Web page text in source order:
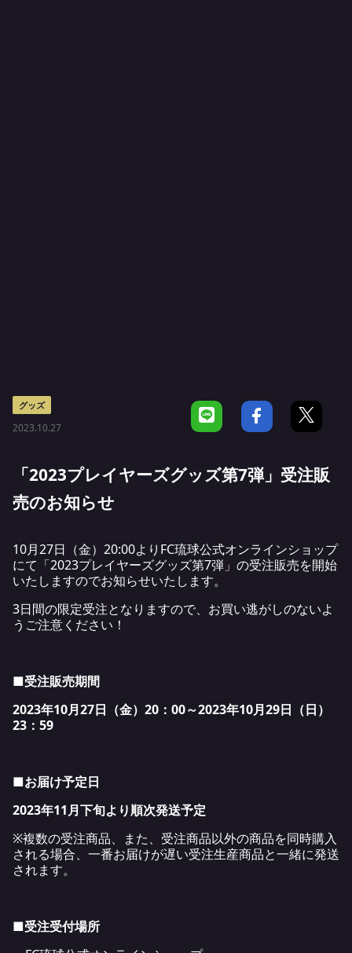
グッズ
2023.10.27
「2023プレイヤーズグッズ第7弾」受注販
売のお知らせ
10月27日（金）20:00よりFC琉球公式オンラインショップ
にて「2023プレイヤーズグッズ第7弾」の受注販売を開始
いたしますのでお知らせいたします。
3日間の限定受注となりますので、お買い逃がしのないよ
うご注意ください！
■受注販売期間
2023年10月27日（金）20：00～2023年10月29日（日）
23：59
■お届け予定日
2023年11月下旬より順次発送予定
※複数の受注商品、また、受注商品以外の商品を同時購入
される場合、一番お届けが遅い受注生産商品と一緒に発送
されます。
■受注受付場所